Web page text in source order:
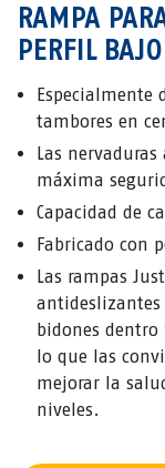
RAMPA
PERFIL
Especialmente
tambores en
Las
máxima
Capacidad de
Fabricado con
Las rampas
antideslizantes
bidones dentro
lo que las
mejorar la
niveles.